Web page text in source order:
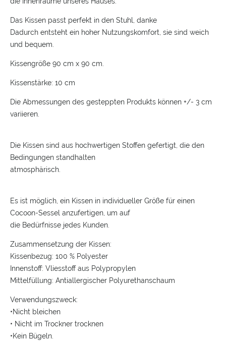
Das Kissen passt perfekt in den Stuhl, danke
Dadurch entsteht ein hoher Nutzungskomfort, sie sind weich
und bequem.
Kissengröße 90 cm x 90 cm.
Kissenstärke: 10 cm
Die Abmessungen des gesteppten Produkts können +/- 3 cm
variieren.
Die Kissen sind aus hochwertigen Stoffen gefertigt, die den
Bedingungen standhalten
atmosphärisch.
Es ist möglich, ein Kissen in individueller Größe für einen
Cocoon-Sessel anzufertigen, um auf
die Bedürfnisse jedes Kunden.
Zusammensetzung der Kissen:
Kissenbezug: 100 % Polyester
Innenstoff: Vliesstoff aus Polypropylen
Mittelfüllung: Antiallergischer Polyurethanschaum
Verwendungszweck:
•Nicht bleichen
• Nicht im Trockner trocknen
•Kein Bügeln.